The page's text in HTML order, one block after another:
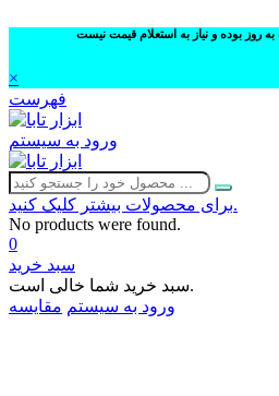
روز بوده و نیاز به استعلام قیمت نیست
×
فهرست
ورود به سیستم
برای محصولات بیشتر کلیک کنید.
No products were found.
0
سبد خرید
سبد خرید شما خالی است.
ورود به سیستم مقایسه